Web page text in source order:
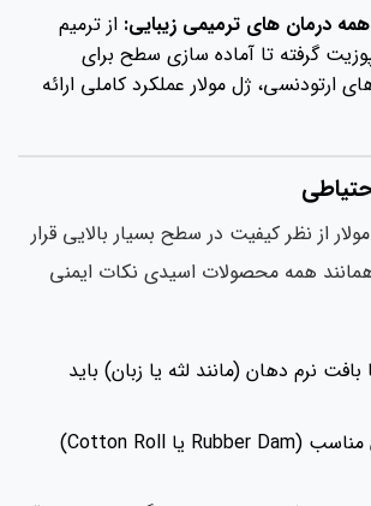
همه درمان های ترمیمی زیبایی: از ترمیم
گرفته تا آماده سازی سطح برای
ارتودنسی، ژل مولار عملکرد کاملی ارائه
از نظر کیفیت در سطح بسیار بالایی قرار
همانند همه محصولات اسیدی نکات ایمنی
نرم دهان (مانند لثه یا زبان) باید
حتماً ایزولاسیون مناسب (Rubber Dam یا Cotton Roll)